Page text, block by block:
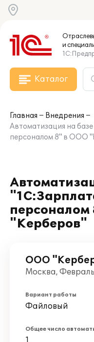
и
Каталог
Главная
Внедрения
Автоматизация на
персоналом 8" в ООО
"Керберов"
ООО
Москва,
Вариант работы
Файловый
Общее число